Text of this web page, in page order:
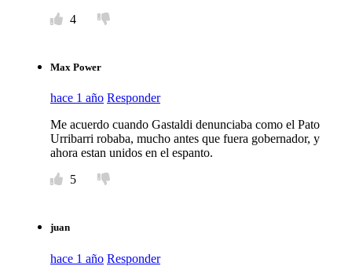
4
Max Power
hace 1 año Responder
Me acuerdo cuando Gastaldi denunciaba como el Pato
Urribarri robaba, mucho antes que fuera gobernador, y
ahora estan unidos en el espanto.
5
juan
hace 1 año Responder